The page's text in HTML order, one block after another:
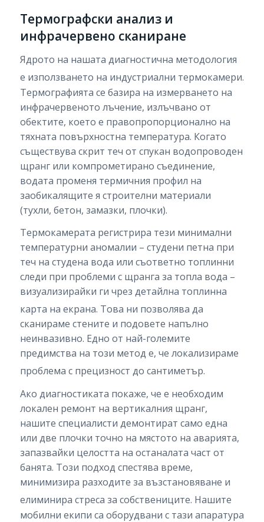
Термографски анализ и
инфрачервено сканиране
Ядрото на нашата диагностична методология
е използването на индустриални термокамери.
Термографията се базира на измерването на
инфрачервеното лъчение, излъчвано от
обектите, което е правопропорционално на
тяхната повърхностна температура. Когато
съществува скрит теч от спукан водопроводен
щранг или компрометирано съединение,
водата променя термичния профил на
заобикалящите я строителни материали
(тухли, бетон, замазки, плочки).
Термокамерата регистрира тези минимални
температурни аномалии – студени петна при
теч на студена вода или съответно топлинни
следи при проблеми с щранга за топла вода –
визуализирайки ги чрез детайлна топлинна
карта на екрана. Това ни позволява да
сканираме стените и подовете напълно
неинвазивно. Едно от най-големите
предимства на този метод е, че локализираме
проблема с прецизност до сантиметър.
Ако диагностиката покаже, че е необходим
локален ремонт на вертикалния щранг,
нашите специалисти демонтират само една
или две плочки точно на мястото на аварията,
запазвайки целостта на останалата част от
банята. Този подход спестява време,
минимизира разходите за възстановяване и
елиминира стреса за собствениците. Нашите
мобилни екипи са оборудвани с тази апаратура